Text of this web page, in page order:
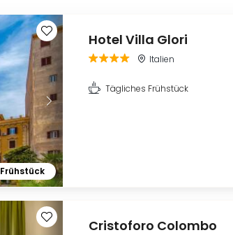
Frühstück
Hotel Villa Glori
Italien
Tägliches Frühstück
Cristoforo Colombo